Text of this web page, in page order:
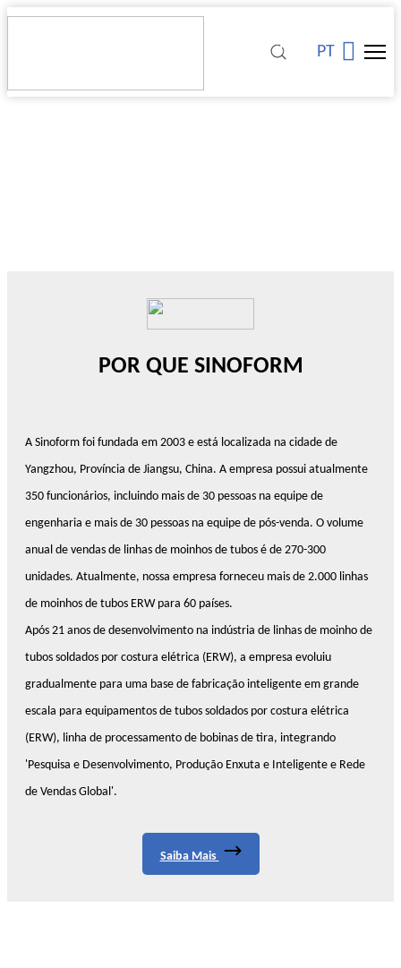
PT
POR QUE SINOFORM
A Sinoform foi fundada em 2003 e está localizada na cidade de
Yangzhou, Província de Jiangsu, China. A empresa possui atualmente
350 funcionários, incluindo mais de 30 pessoas na equipe de
engenharia e mais de 30 pessoas na equipe de pós-venda. O volume
anual de vendas de linhas de moinhos de tubos é de 270-300
unidades. Atualmente, nossa empresa forneceu mais de 2.000 linhas
de moinhos de tubos ERW para 60 países.
Após 21 anos de desenvolvimento na indústria de linhas de moinho de
tubos soldados por costura elétrica (ERW), a empresa evoluiu
gradualmente para uma base de fabricação inteligente em grande
escala para equipamentos de tubos soldados por costura elétrica
(ERW), linha de processamento de bobinas de tira, integrando
'Pesquisa e Desenvolvimento, Produção Enxuta e Inteligente e Rede
de Vendas Global'.
Saiba Mais